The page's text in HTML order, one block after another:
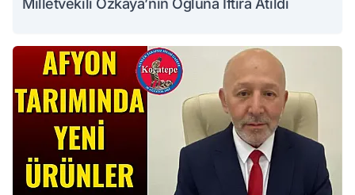
Milletvekili Özkaya’nın Oğluna İftira Atıldı